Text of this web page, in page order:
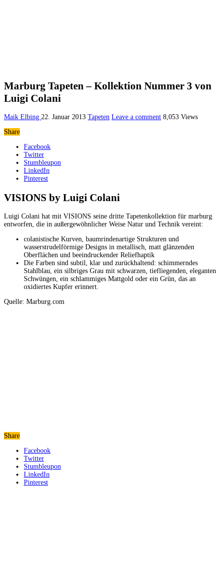
Marburg Tapeten – Kollektion Nummer 3 von
Luigi Colani
Maik Elbing 22. Januar 2013 Tapeten Leave a comment 8,053 Views
Share
Facebook
Twitter
Stumbleupon
LinkedIn
Pinterest
VISIONS by Luigi Colani
Luigi Colani hat mit VISIONS seine dritte Tapetenkollektion für marburg
entworfen, die in außergewöhnlicher Weise Natur und Technik vereint:
colanistische Kurven, baumrindenartige Strukturen und
wasserstrudelförmige Designs in metallisch, matt glänzenden
Oberflächen und beeindruckender Reliefhaptik
Die Farben sind subtil, klar und zurückhaltend: schimmerndes
Stahlblau, ein silbriges Grau mit schwarzen, tiefliegenden, eleganten
Schwüngen, ein schlammiges Mattgold oder ein Grün, das an
oxidiertes Kupfer erinnert.
Quelle: Marburg.com
Share
Facebook
Twitter
Stumbleupon
LinkedIn
Pinterest